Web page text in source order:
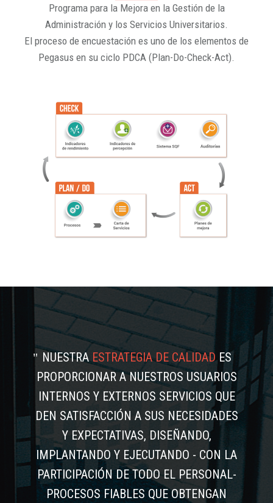
Programa para la Mejora en la Gestión de la
Administración y los Servicios Universitarios.
El proceso de encuestación es uno de los elementos de
Pegasus en su ciclo PDCA (Plan-Do-Check-Act).
NUESTRAESTRATEGIA DE CALIDADES
PROPORCIONAR A NUESTROS USUARIOS
INTERNOS Y EXTERNOS SERVICIOS QUE
DEN SATISFACCIÓN A SUS NECESIDADES
Y EXPECTATIVAS, DISEÑANDO,
IMPLANTANDO Y EJECUTANDO - CON LA
PARTICIPACIÓN DE TODO EL PERSONAL-
PROCESOS FIABLES QUE OBTENGAN